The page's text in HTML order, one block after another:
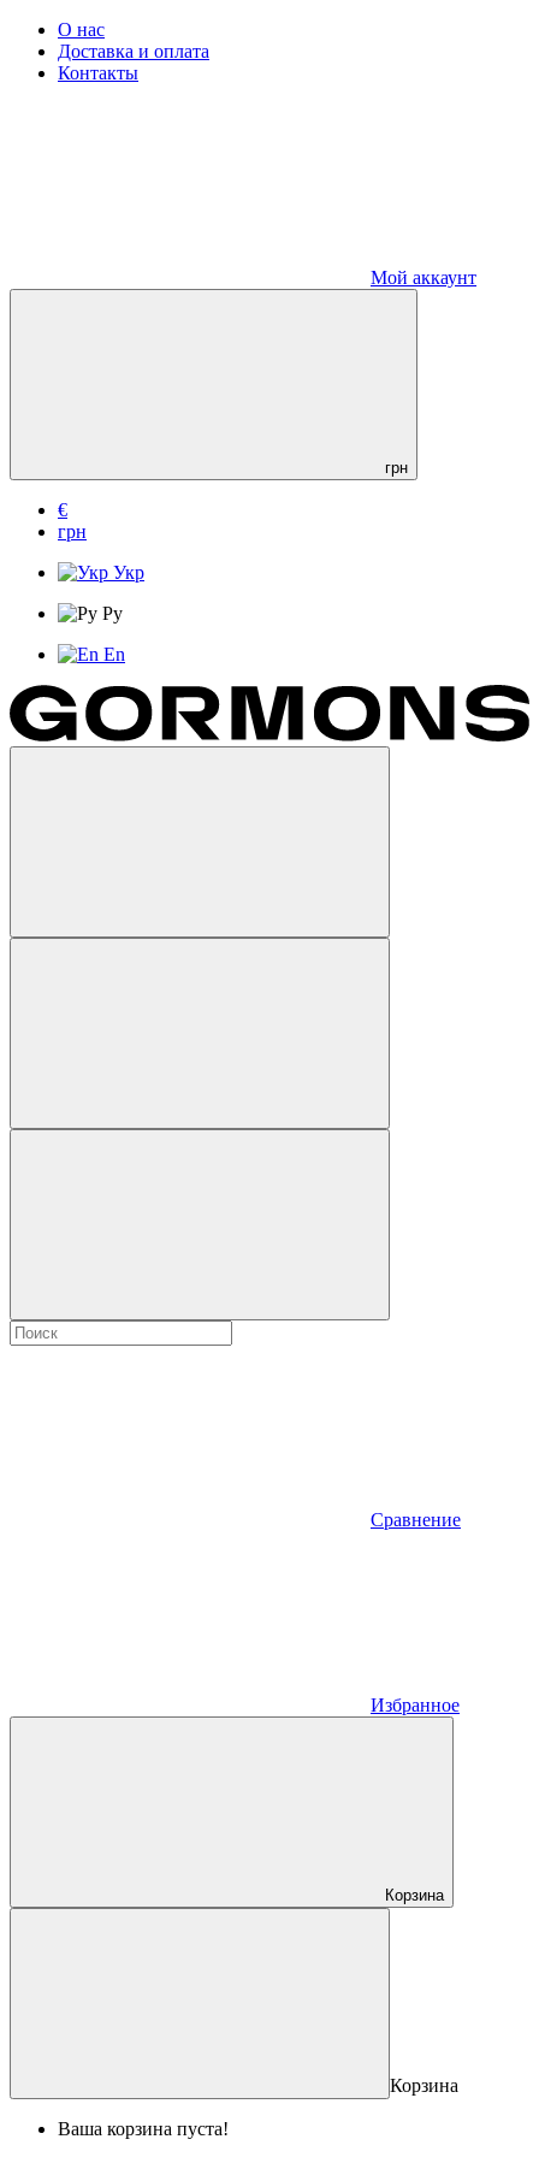
О нас
Доставка и оплата
Контакты
Мой аккаунт
грн
€
грн
Укр
Ру
En
Сравнение
Избранное
Корзина
Корзина
Ваша корзина пуста!